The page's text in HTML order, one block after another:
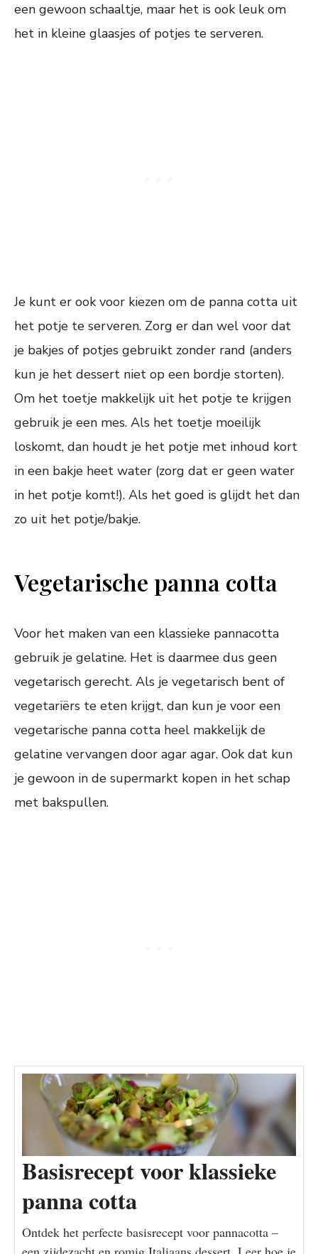
een gewoon schaaltje, maar het is ook leuk om
het in kleine glaasjes of potjes te serveren.
Je kunt er ook voor kiezen om de panna cotta uit
het potje te serveren. Zorg er dan wel voor dat
je bakjes of potjes gebruikt zonder rand (anders
kun je het dessert niet op een bordje storten).
Om het toetje makkelijk uit het potje te krijgen
gebruik je een mes. Als het toetje moeilijk
loskomt, dan houdt je het potje met inhoud kort
in een bakje heet water (zorg dat er geen water
in het potje komt!). Als het goed is glijdt het dan
zo uit het potje/bakje.
Vegetarische panna cotta
Voor het maken van een klassieke pannacotta
gebruik je gelatine. Het is daarmee dus geen
vegetarisch gerecht. Als je vegetarisch bent of
vegetariërs te eten krijgt, dan kun je voor een
vegetarische panna cotta heel makkelijk de
gelatine vervangen door agar agar. Ook dat kun
je gewoon in de supermarkt kopen in het schap
met bakspullen.
Basisrecept voor klassieke
panna cotta
Ontdek het perfecte basisrecept voor pannacotta –